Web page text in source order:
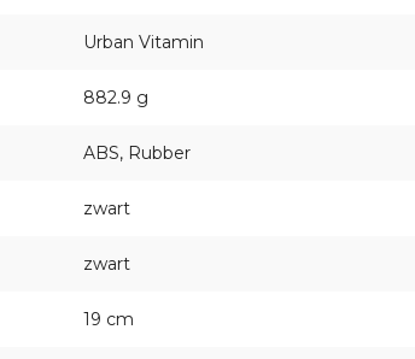
Urban Vitamin
882.9 g
ABS, Rubber
zwart
zwart
19 cm